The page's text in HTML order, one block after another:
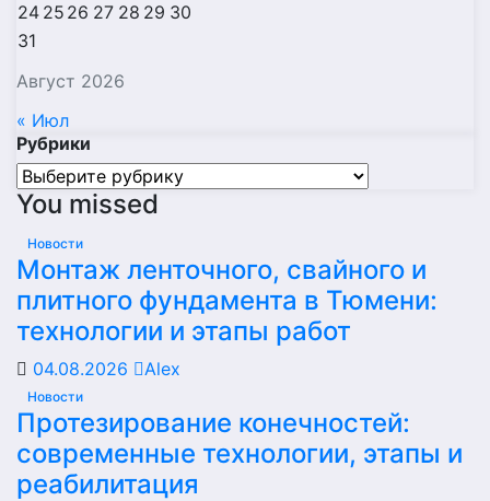
Август 2026
24 25 26 27 28 29 30
31
« Июл
Рубрики
Рубрики
You missed
Новости
Монтаж ленточного, свайного и
плитного фундамента в Тюмени:
технологии и этапы работ
04.08.2026 Alex
Новости
Протезирование конечностей:
современные технологии, этапы и
реабилитация